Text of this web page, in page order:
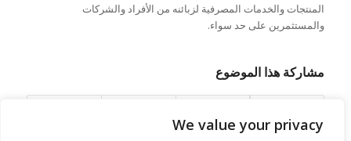
We value your privacy
المنتجات والخدمات المصرفية لزبائنه من الأفراد والشركات
والمستثمرين على حد سواء.
مشاركة هذا الموضوع